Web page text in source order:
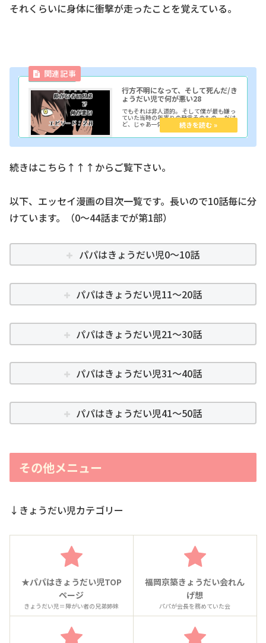
それくらいに身体に衝撃が走ったことを覚えている。
行方不明になって、そして死んだ/き
ょうだい児で何が悪い28
でもそれは非人道的。 そして僕が最も嫌っ
ていた当時の年寄りの発言そのもの。 だけ
ど、じゃあ一体どうすることが正しいの
続きはこちら↑↑↑からご覧下さい。
以下、エッセイ漫画の目次一覧です。長いので10話毎に分
けています。（0～44話までが第1部）
パパはきょうだい児0～10話
パパはきょうだい児11～20話
パパはきょうだい児21～30話
パパはきょうだい児31～40話
パパはきょうだい児41～50話
その他メニュー
↓きょうだい児カテゴリー
★パパはきょうだい児TOP
ページ
きょうだい児＝障がい者の兄弟姉妹
福岡京築きょうだい会れん
げ想
パパが会長を務めていた会